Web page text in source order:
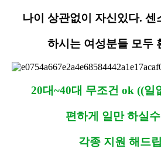
나이 상관없이 자신있다. 센
하시는 여성분들 모두
20대~40대 무조건 ok ((일
편하게 일만 하실
각종 지원 해드